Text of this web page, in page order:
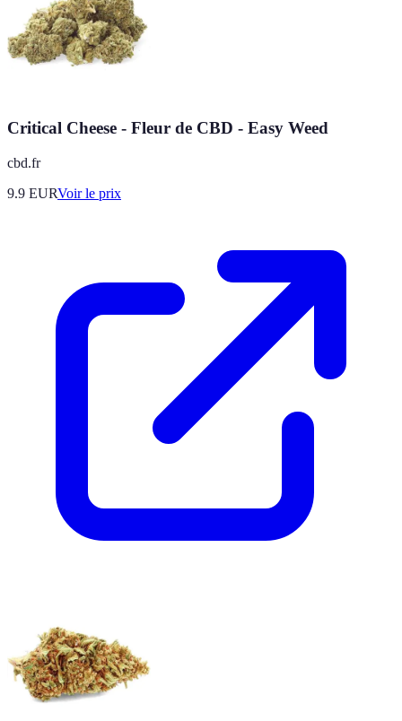
Critical Cheese - Fleur de CBD - Easy Weed
cbd.fr
9.9 EURVoir le prix